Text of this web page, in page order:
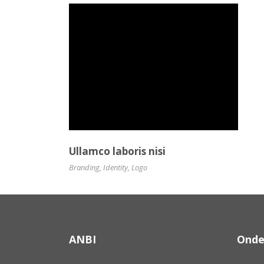
Ullamco laboris nisi
Branding, Identity, Logo
ANBI